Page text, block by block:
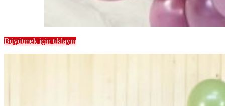
Büyütmek için tıklayın